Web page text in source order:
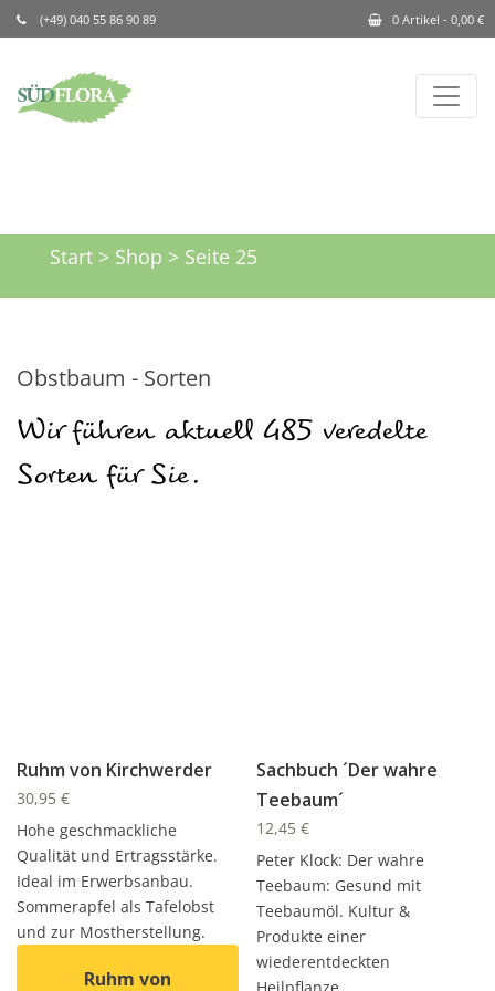
(+49) 040 55 86 90 89 0 Artikel - 0,00 €
Start > Shop > Seite 25
Obstbaum - Sorten
Wir führen aktuell 485 veredelte
Sorten für Sie.
Ruhm von Kirchwerder
30,95 €
Hohe geschmackliche
Qualität und Ertragsstärke.
Ideal im Erwerbsanbau.
Sommerapfel als Tafelobst
und zur Mostherstellung.
Ruhm von
Sachbuch ´Der wahre
Teebaum´
12,45€
Peter Klock: Der wahre
Teebaum: Gesund mit
Teebaumöl. Kultur &
Produkte einer
wiederentdeckten